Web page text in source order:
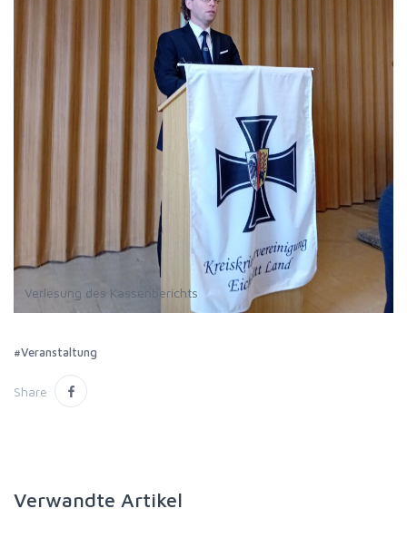
Verlesung des Kassenberichts
#Veranstaltung
Share
Verwandte Artikel